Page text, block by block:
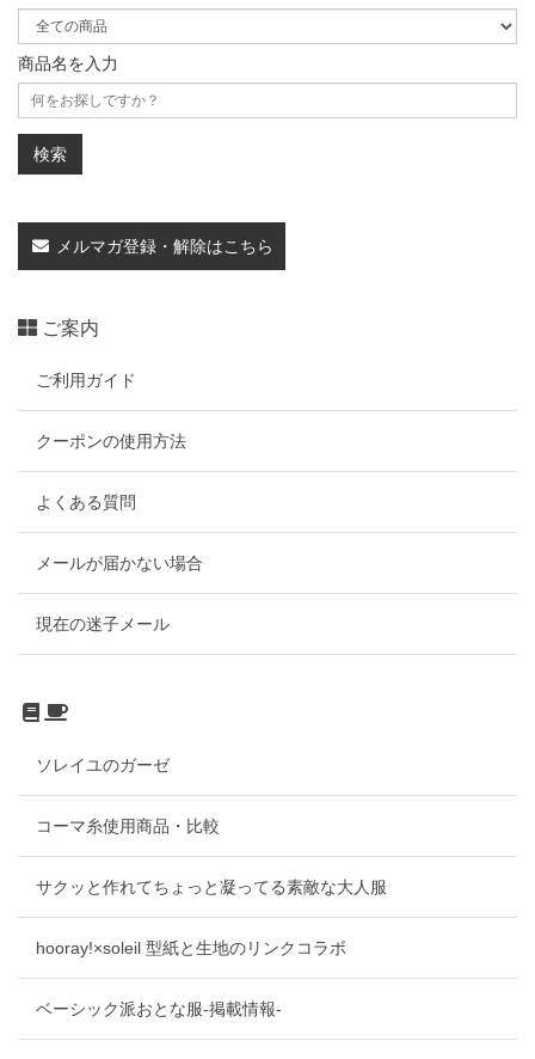
商品名を入力
メルマガ登録・解除はこちら
ご案内
ご利用ガイド
クーポンの使用方法
よくある質問
メールが届かない場合
現在の迷子メール
ソレイユのガーゼ
コーマ糸使用商品・比較
サクッと作れてちょっと凝ってる素敵な大人服
hooray!×soleil 型紙と生地のリンクコラボ
ベーシック派おとな服-掲載情報-